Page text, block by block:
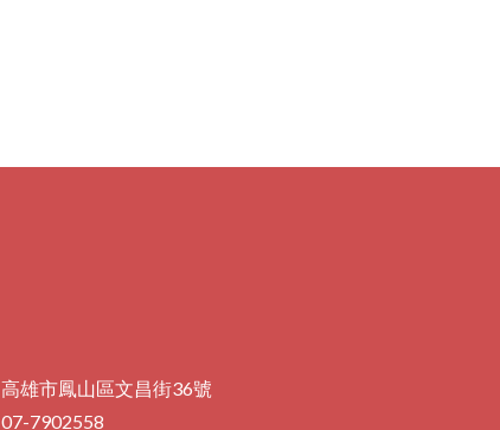
高雄市鳳山區文昌街36號
07-7902558